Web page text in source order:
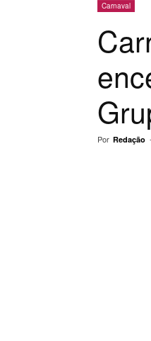
Carnaval
Por Redação -